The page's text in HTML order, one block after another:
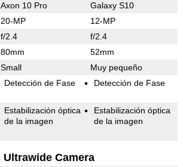
Axon 10 Pro Galaxy S10
20-MP 12-MP
f/2.4 f/2.4
80mm 52mm
Small Muy pequeño
Detección de Fase Detección de Fase
Estabilización óptica
de la imagen
Estabilización óptica
de la imagen
Ultrawide Camera